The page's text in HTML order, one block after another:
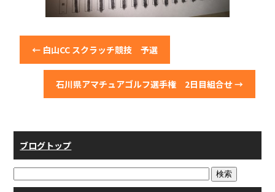
← 白山CC スクラッチ競技 予選
石川県アマチュアゴルフ選手権 2日目組合せ→
ブログトップ